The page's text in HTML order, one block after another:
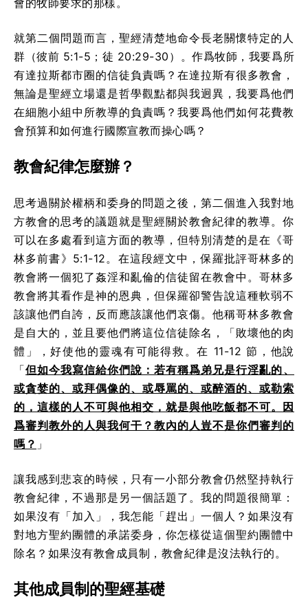
就第二個問題而言，聖經清楚地命令長老關懷特定的人
群（彼前 5:1-5；徒 20:29-30）。作爲牧師，我要爲所
有達拉斯都市圈的信徒負責嗎？在達拉斯有很多教會，
無論是聖經立場還是哲學觀點都與我迥異，我要爲他們
在細胞小組中所教導的負責嗎？我要爲他們如何花費教
會預算和如何進行國際宣教而操心嗎？
教會紀律怎麼辦？
思考過關於權柄和委身的問題之後，第二個進入我對地
方教會的思考的議題就是聖經關於教會紀律的教導。你
可以在多處看到這方面的教導，但特別清楚的是在《哥
林多前書》5:1-12。在這段經文中，保羅批評哥林多的
教會將一個犯了姦淫和亂倫的信徒留在教會中。哥林多
教會將其看作是神的恩典，但保羅卻警告說這種軟弱不
該讓他們自誇，反而應該讓他們哀傷。他稱哥林多教會
是自大的，並且要他們將這位信徒除名，「敗壞他的肉
體」，好使他的靈魂有可能得救。在 11-12 節，他說
「但如今我寫信給你們說：若有稱爲弟兄是行淫亂的、
或貪婪的、或拜偶像的、或辱罵的、或醉酒的、或勒索
的，這樣的人不可與他相交，就是與他吃飯都不可。因
爲審判教外的人與我何干？教內的人豈不是你們審判的
嗎？ 」
讓我感到悲哀的時候，只有一小部分教會仍然堅持執行
教會紀律，不過那是另一個話題了。我的問題很簡單：
如果沒有「加入」，我怎能「趕出」一個人？如果沒有
對地方聖約團體的承諾委身，你怎樣從這個聖約團體中
除名？如果沒有教會成員制，教會紀律是沒法執行的。
其他成員制的聖經基礎